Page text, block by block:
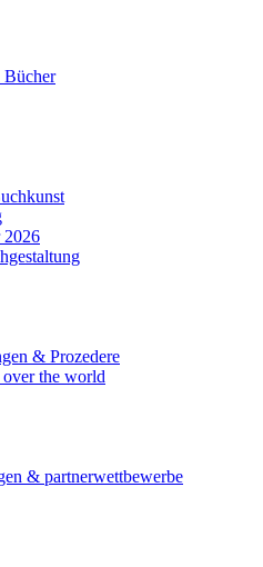
Bücher
2026
& Prozedere
the world
& partnerwettbewerbe